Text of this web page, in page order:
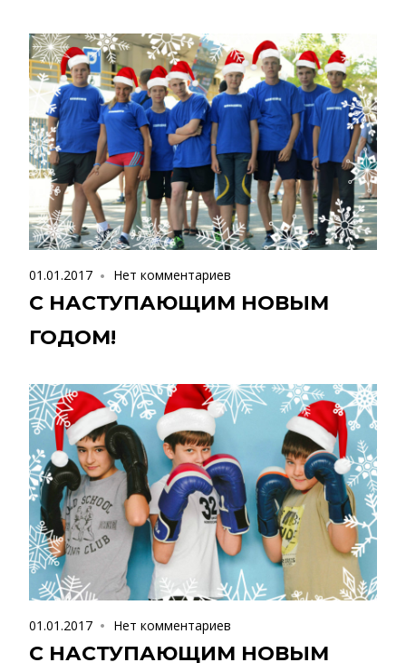
01.01.2017 Нет комментариев
С НАСТУПАЮЩИМ НОВЫМ
ГОДОМ!
01.01.2017 Нет комментариев
С НАСТУПАЮЩИМ НОВЫМ